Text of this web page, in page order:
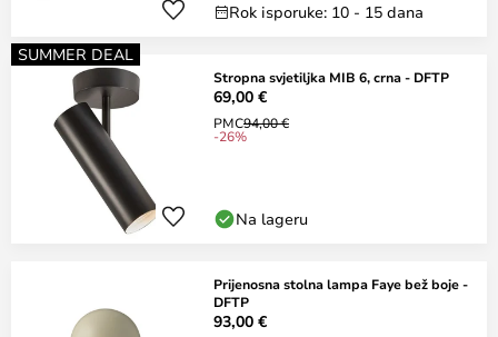
Rok isporuke: 10 - 15 dana
SUMMER DEAL
Stropna svjetiljka MIB 6, crna - DFTP
69,00 €
PMC94,00 €
-26%
Na lageru
Prijenosna stolna lampa Faye bež boje -
DFTP
93,00 €